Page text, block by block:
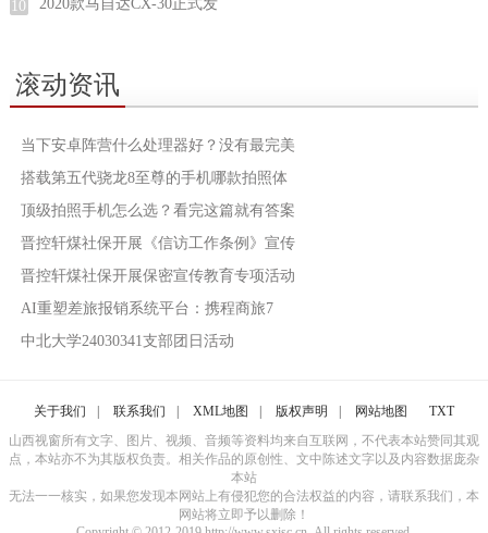
10 2020款马自达CX-30正式发
滚动资讯
当下安卓阵营什么处理器好？没有最完美
搭载第五代骁龙8至尊的手机哪款拍照体
顶级拍照手机怎么选？看完这篇就有答案
晋控轩煤社保开展《信访工作条例》宣传
晋控轩煤社保开展保密宣传教育专项活动
AI重塑差旅报销系统平台：携程商旅7
中北大学24030341支部团日活动
关于我们 联系我们 XML地图 版权声明 网站地图
TXT
山西视窗所有文字、图片、视频、音频等资料均来自互联网，不代表本站赞同其观
点，本站亦不为其版权负责。相关作品的原创性、文中陈述文字以及内容数据庞杂
本站
无法一一核实，如果您发现本网站上有侵犯您的合法权益的内容，请联系我们，本
网站将立即予以删除！